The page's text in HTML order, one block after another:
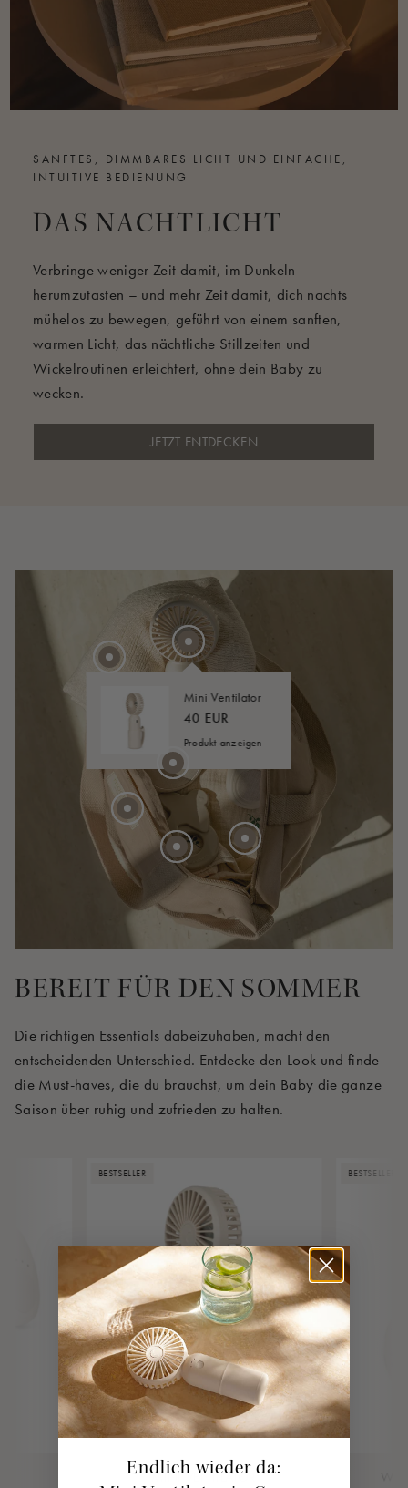
SANFTES, DIMMBARES LICHT UND EINFACHE,
INTUITIVE BEDIENUNG
DAS NACHTLICHT
Verbringe weniger Zeit damit, im Dunkeln
herumzutasten – und mehr Zeit damit, dich nachts
mühelos zu bewegen, geführt von einem sanften,
warmen Licht, das nächtliche Stillzeiten und
Wickelroutinen erleichtert, ohne dein Baby zu
wecken.
JETZT ENTDECKEN
BEREIT FÜR DEN SOMMER
Die richtigen Essentials dabeizuhaben, macht den
entscheidenden Unterschied. Entdecke den Look und finde
die Must-haves, die du brauchst, um dein Baby die ganze
Saison über ruhig und zufrieden zu halten.
BESTSELLER
MINI VENTILATOR
BESTSELLER
115 EUR
Mini Ventilator
40 EUR
Produkt anzeigen
40 EUR
AB20 EUR
45 EUR
20 EUR
40 EUR
Endlich wieder da: